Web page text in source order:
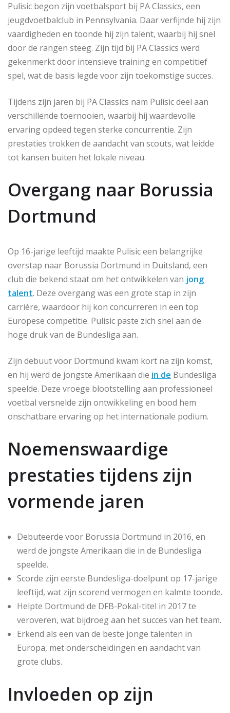
Pulisic begon zijn voetbalsport bij PA Classics, een
jeugdvoetbalclub in Pennsylvania. Daar verfijnde hij zijn
vaardigheden en toonde hij zijn talent, waarbij hij snel
door de rangen steeg. Zijn tijd bij PA Classics werd
gekenmerkt door intensieve training en competitief
spel, wat de basis legde voor zijn toekomstige succes.
Tijdens zijn jaren bij PA Classics nam Pulisic deel aan
verschillende toernooien, waarbij hij waardevolle
ervaring opdeed tegen sterke concurrentie. Zijn
prestaties trokken de aandacht van scouts, wat leidde
tot kansen buiten het lokale niveau.
Overgang naar Borussia
Dortmund
Op 16-jarige leeftijd maakte Pulisic een belangrijke
overstap naar Borussia Dortmund in Duitsland, een
club die bekend staat om het ontwikkelen van jong
talent. Deze overgang was een grote stap in zijn
carrière, waardoor hij kon concurreren in een top
Europese competitie. Pulisic paste zich snel aan de
hoge druk van de Bundesliga aan.
Zijn debuut voor Dortmund kwam kort na zijn komst,
en hij werd de jongste Amerikaan die in de Bundesliga
speelde. Deze vroege blootstelling aan professioneel
voetbal versnelde zijn ontwikkeling en bood hem
onschatbare ervaring op het internationale podium.
Noemenswaardige
prestaties tijdens zijn
vormende jaren
Debuteerde voor Borussia Dortmund in 2016, en
werd de jongste Amerikaan die in de Bundesliga
speelde.
Scorde zijn eerste Bundesliga-doelpunt op 17-jarige
leeftijd, wat zijn scorend vermogen en kalmte toonde.
Helpte Dortmund de DFB-Pokal-titel in 2017 te
veroveren, wat bijdroeg aan het succes van het team.
Erkend als een van de beste jonge talenten in
Europa, met onderscheidingen en aandacht van
grote clubs.
Invloeden op zijn